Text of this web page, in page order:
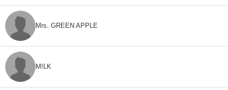
Mrs. GREEN APPLE
M!LK